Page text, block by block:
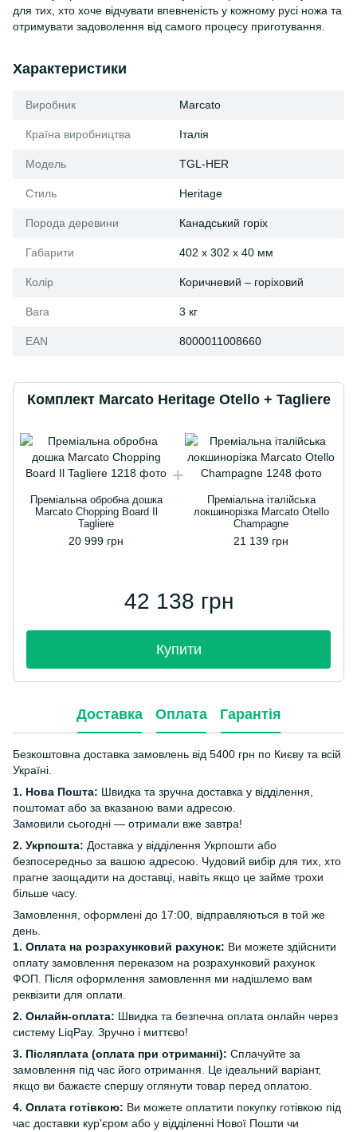
для тих, хто хоче відчувати впевненість у кожному русі ножа та
отримувати задоволення від самого процесу приготування.
Характеристики
Виробник Marcato
Країна виробництва Італія
Модель TGL-HER
Стиль Heritage
Порода деревини Канадський горіх
Габарити 402 x 302 x 40 мм
Колір Коричневий – горіховий
Вага 3 кг
EAN 8000011008660
Комплект Marcato Heritage Otello + Tagliere
Преміальна обробна дошка
Marcato Chopping Board Il
Tagliere
20 999 грн
Преміальна італійська
локшинорізка Marcato Otello
Champagne
21 139 грн
42 138 грн
Купити
Доставка Оплата Гарантія
Безкоштовна доставка замовлень від 5400 грн по Києву та всій
Україні.
1. Нова Пошта: Швидка та зручна доставка у відділення,
поштомат або за вказаною вами адресою.
Замовили сьогодні — отримали вже завтра!
2. Укрпошта: Доставка у відділення Укрпошти або
безпосередньо за вашою адресою. Чудовий вибір для тих, хто
прагне заощадити на доставці, навіть якщо це займе трохи
більше часу.
Замовлення, оформлені до 17:00, відправляються в той же
день.
1. Оплата на розрахунковий рахунок: Ви можете здійснити
оплату замовлення переказом на розрахунковий рахунок
ФОП. Після оформлення замовлення ми надішлемо вам
реквізити для оплати.
2. Онлайн-оплата: Швидка та безпечна оплата онлайн через
систему LiqPay. Зручно і миттєво!
3. Післяплата (оплата при отриманні): Сплачуйте за
замовлення під час його отримання. Це ідеальний варіант,
якщо ви бажаєте спершу оглянути товар перед оплатою.
4. Оплата готівкою: Ви можете оплатити покупку готівкою під
час доставки кур'єром або у відділенні Нової Пошти чи